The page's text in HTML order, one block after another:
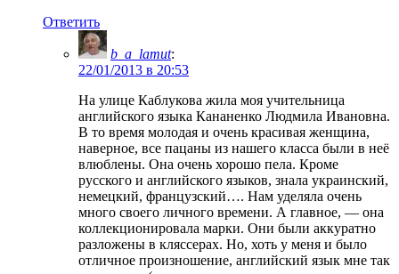
Ответить
b_a_lamut:
22/01/2013 в 20:53
На улице Каблукова жила моя учительница
английского языка Кананенко Людмила Ивановна.
В то время молодая и очень красивая женщина,
наверное, все пацаны из нашего класса были в неё
влюблены. Она очень хорошо пела. Кроме
русского и английского языков, знала украинский,
немецкий, французский…. Нам уделяла очень
много своего личного времени. А главное, — она
коллекционировала марки. Они были аккуратно
разложены в кляссерах. Но, хоть у меня и было
отличное произношение, английский язык мне так